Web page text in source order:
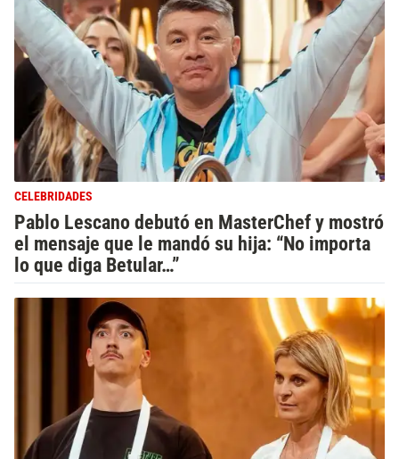
CELEBRIDADES
Pablo Lescano debutó en MasterChef y mostró
el mensaje que le mandó su hija: “No importa
lo que diga Betular…”